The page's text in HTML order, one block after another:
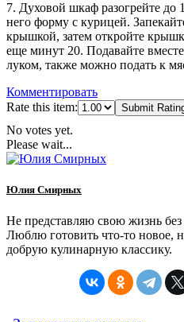
7. Духовой шкаф разогрейте до
него форму с курицей.
крышкой, затем откройте
еще минут 20. Подавайте
луком, также можно подать к
Комментировать
Rate this item:
Submit
No votes yet.
Please wait...
Юлия Смирных
Не представляю свою жизнь
Люблю готовить что-то новое,
добрую кулинарную классику.